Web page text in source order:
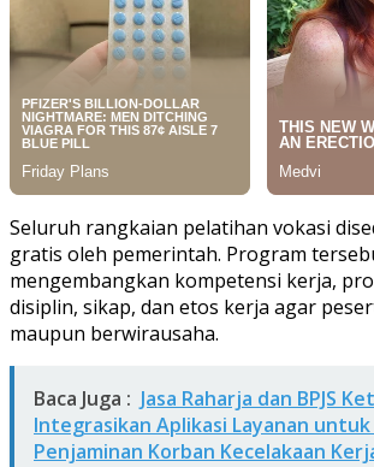
Seluruh rangkaian pelatihan vokasi
gratis oleh pemerintah. Program
mengembangkan kompetensi kerja,
disiplin, sikap, dan etos kerja agar
maupun berwirausaha.
Baca Juga : Jasa Raharja dan BPJS
Integrasikan Aplikasi Layanan
Penjaminan Korban Kecelakaan